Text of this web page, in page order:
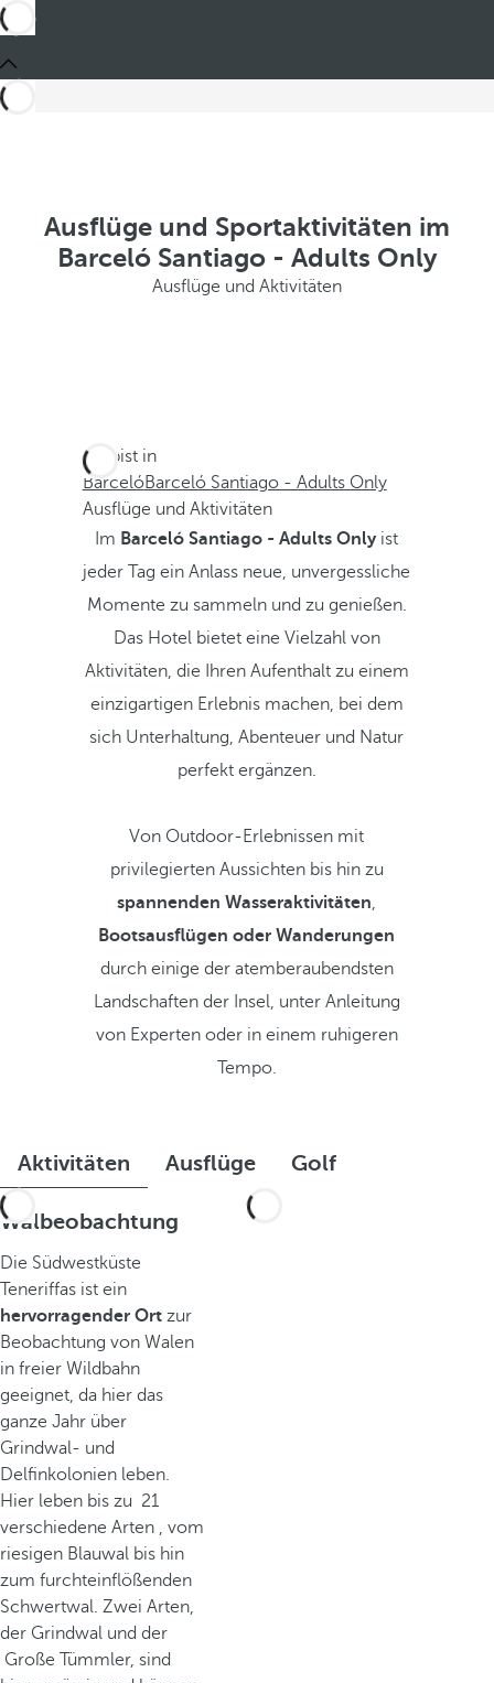
Ausflüge und Sportaktivitäten im
Barceló Santiago - Adults Only
Ausflüge und Aktivitäten
Du bist in
BarcelóBarceló Santiago - Adults Only
Ausflüge und Aktivitäten
Im Barceló Santiago - Adults Onlyist
jeder Tag ein Anlass neue, unvergessliche
Momente zu sammeln und zu genießen.
Das Hotel bietet eine Vielzahl von
Aktivitäten, die Ihren Aufenthalt zu einem
einzigartigen Erlebnis machen, bei dem
sich Unterhaltung, Abenteuer und Natur
perfekt ergänzen.
Von Outdoor-Erlebnissen mit
privilegierten Aussichten bis hin zu
spannenden Wasseraktivitäten,
Bootsausflügen oder Wanderungen
durch einige der atemberaubendsten
Landschaften der Insel, unter Anleitung
von Experten oder in einem ruhigeren
Tempo.
Aktivitäten Ausflüge Golf
Walbeobachtung
Die Südwestküste
Teneriffas ist ein
hervorragender Ort zur
Beobachtung von Walen
in freier Wildbahn
geeignet, da hier das
ganze Jahr über
Grindwal- und
Delfinkolonien leben.
Hier leben bis zu 21
verschiedene Arten , vom
riesigen Blauwal bis hin
zum furchteinflößenden
Schwertwal. Zwei Arten,
der Grindwal und der
Große Tümmler, sind